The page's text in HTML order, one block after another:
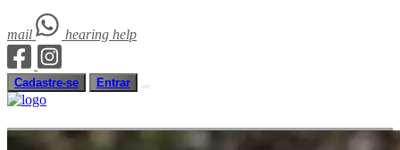
mail hearing help
Cadastre-se Entrar